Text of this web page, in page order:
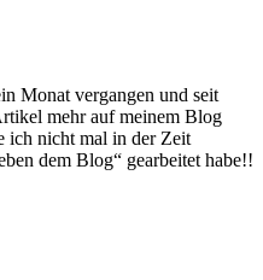
Monat vergangen und seit
mehr auf meinem Blog
ich nicht mal in der Zeit
dem Blog“ gearbeitet habe!!